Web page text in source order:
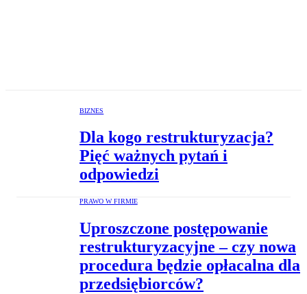
BIZNES
Dla kogo restrukturyzacja?
Pięć ważnych pytań i
odpowiedzi
PRAWO W FIRMIE
Uproszczone postępowanie
restrukturyzacyjne – czy nowa
procedura będzie opłacalna dla
przedsiębiorców?